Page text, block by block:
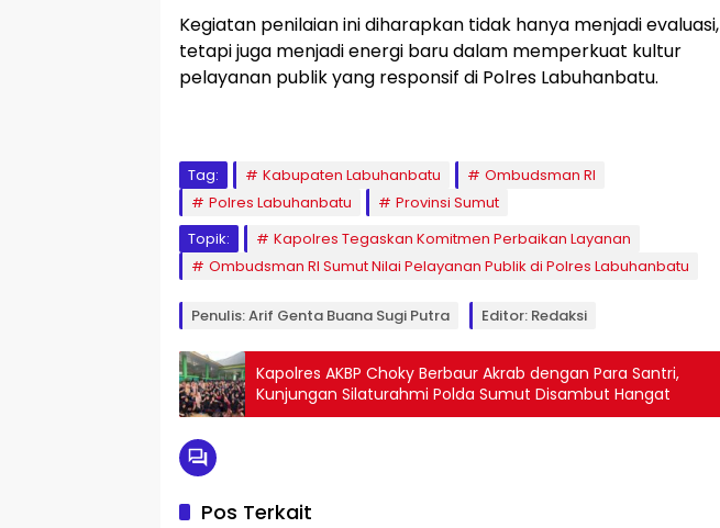
Kegiatan penilaian ini diharapkan tidak hanya menjadi evaluasi,
tetapi juga menjadi energi baru dalam memperkuat kultur
pelayanan publik yang responsif di Polres Labuhanbatu.
Tag: Kabupaten Labuhanbatu
Ombudsman RI
Polres Labuhanbatu
Provinsi Sumut
Topik:
Kapolres Tegaskan Komitmen Perbaikan Layanan
Ombudsman RI Sumut Nilai Pelayanan Publik di Polres Labuhanbatu
Penulis: Arif Genta Buana Sugi Putra Editor: Redaksi
Kapolres AKBP Choky Berbaur Akrab dengan Para Santri,
Kunjungan Silaturahmi Polda Sumut Disambut Hangat
Pos Terkait